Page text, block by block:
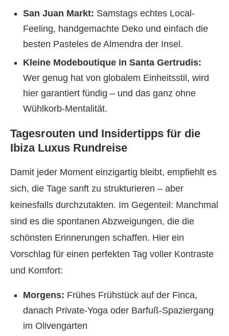
San Juan Markt: Samstags echtes Local-
Feeling, handgemachte Deko und einfach die
besten Pasteles de Almendra der Insel.
Kleine Modeboutique in Santa Gertrudis:
Wer genug hat von globalem Einheitsstil, wird
hier garantiert fündig – und das ganz ohne
Wühlkorb-Mentalität.
Tagesrouten und Insidertipps für die
Ibiza Luxus Rundreise
Damit jeder Moment einzigartig bleibt, empfiehlt es
sich, die Tage sanft zu strukturieren – aber
keinesfalls durchzutakten. Im Gegenteil: Manchmal
sind es die spontanen Abzweigungen, die die
schönsten Erinnerungen schaffen. Hier ein
Vorschlag für einen perfekten Tag voller Kontraste
und Komfort:
Morgens: Frühes Frühstück auf der Finca,
danach Private-Yoga oder Barfuß-Spaziergang
im Olivengarten